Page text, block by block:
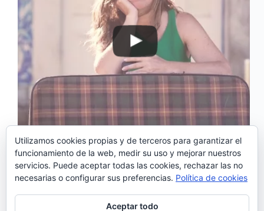
‘Alright’ es el primer sencillo extraído del último
trabajo de Marta Hugon, «Bittersweet» publicado
este año. Con música de Filipe Melo y letra de la
propia Marta, ‘Alrigth’ ha sido presentado con este
videoclip realizado y editado por José Dinis.
Utilizamos cookies propias y de terceros para garantizar el
funcionamiento de la web, medir su uso y mejorar nuestros
servicios. Puede aceptar todas las cookies, rechazar las no
necesarias o configurar sus preferencias. Política de cookies
Aceptar todo